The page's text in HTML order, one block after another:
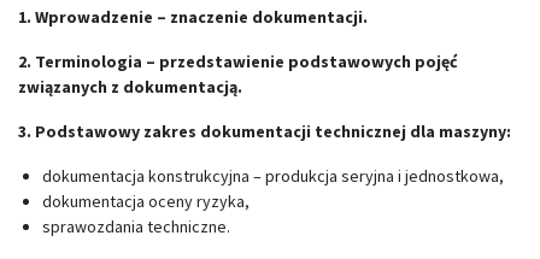
1. Wprowadzenie – znaczenie dokumentacji.
2. Terminologia – przedstawienie podstawowych pojęć
związanych z dokumentacją.
3. Podstawowy zakres dokumentacji technicznej dla maszyny:
dokumentacja konstrukcyjna – produkcja seryjna i jednostkowa,
dokumentacja oceny ryzyka,
sprawozdania techniczne.